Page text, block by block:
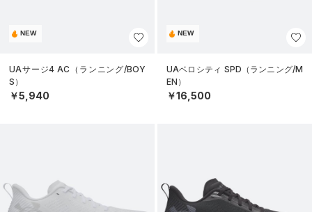
NEW
UAサージ4 AC（ランニング/BOY
S）
￥5,940
NEW
UAベロシティ SPD（ランニング/M
EN）
￥16,500